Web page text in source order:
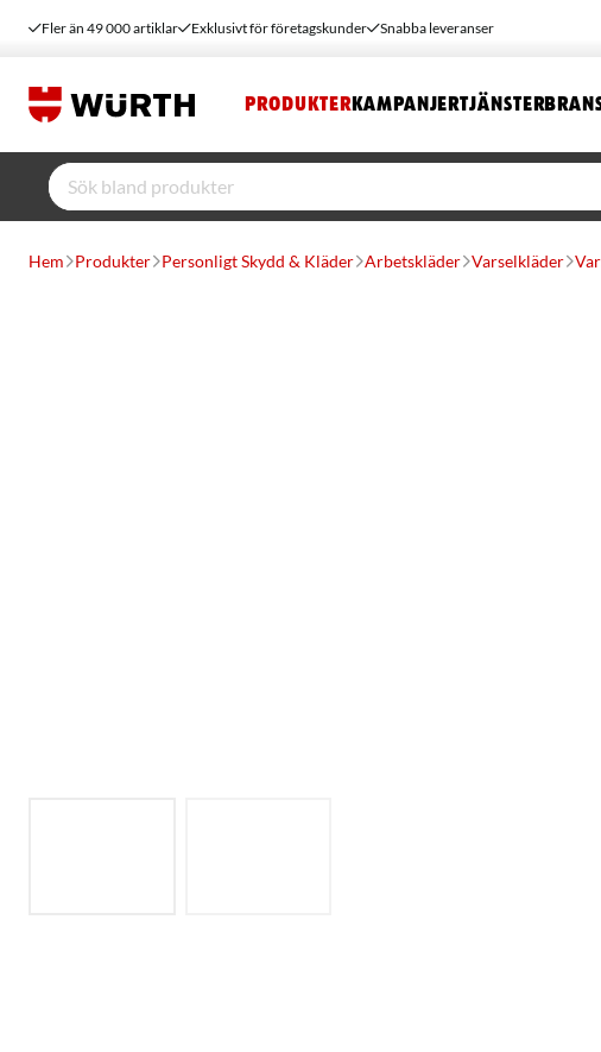
Fler än 49 000 artiklar Exklusivt för företagskunder Snabba leveranser
PRODUKTER KAMPANJERTJÄNSTER
Hem Produkter Personligt Skydd & Kläder Arbetskläder Varselkläder